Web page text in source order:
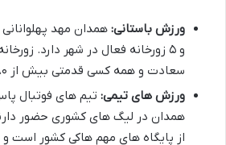
ورزش باستانی: همدان مهد
و ۵ زورخانه فعال در شهر دارد.
سعادت و همه کسی قدمتی بیش از ۸۰ سال دارند.
ورزش های تیمی: تیم های فوتبال
همدان در لیگ های کشوری حضور
از پایگاه های مهم هاکی کشور است